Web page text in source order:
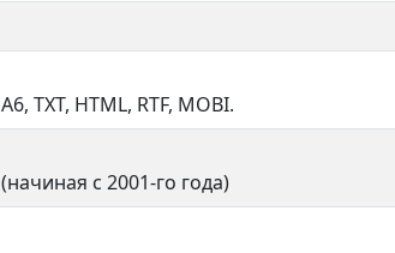
TXT, HTML, RTF, MOBI.
с 2001-го года)